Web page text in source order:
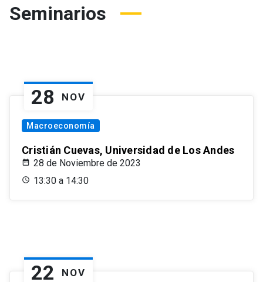
Seminarios
28 NOV
Macroeconomía
Cristián Cuevas, Universidad de Los Andes
28 de Noviembre de 2023
13:30 a 14:30
22 NOV